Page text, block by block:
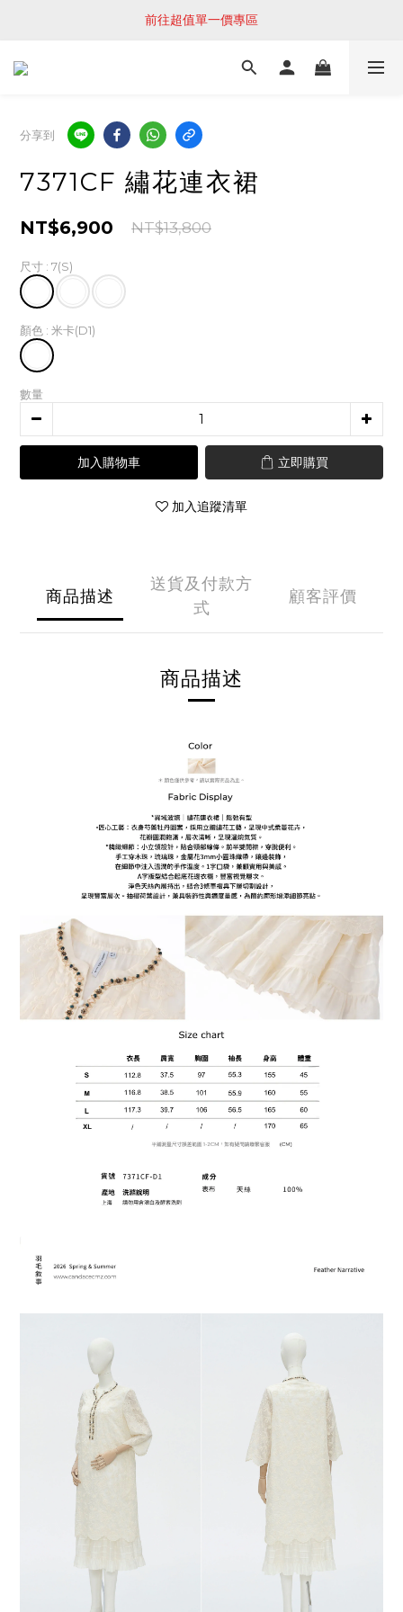
前往超值單一價專區
分享到
7371CF 繡花連衣裙
NT$6,900 NT$13,800
尺寸 : 7(S)
顏色 : 米卡(D1)
數量
加入購物車 立即購買
加入追蹤清單
商品描述
送貨及付款方
式
顧客評價
商品描述